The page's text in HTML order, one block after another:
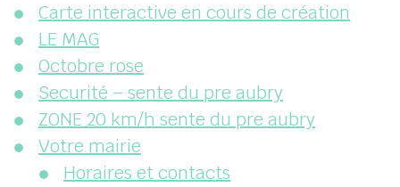
Carte interactive en cours de création
LE MAG
Octobre rose
Securité – sente du pre aubry
ZONE 20 km/h sente du pre aubry
Votre mairie
Horaires et contacts